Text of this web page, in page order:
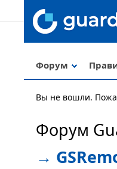
Форум
Вы не вошли.
Форум
→